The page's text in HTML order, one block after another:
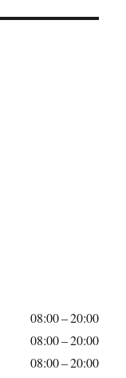
08:00 – 20:00
08:00 – 20:00
08:00 – 20:00